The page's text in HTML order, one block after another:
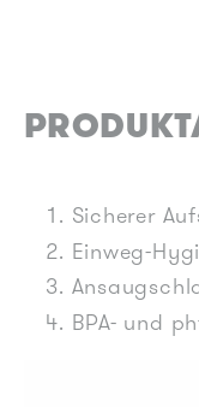
Sicherer
Einweg-
BPA- und